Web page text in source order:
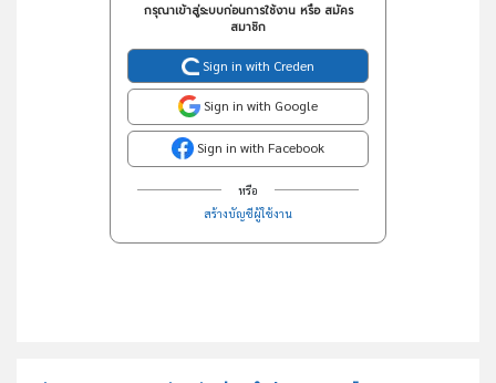
กรุณาเข้าสู่ระบบก่อนการใช้งาน หรือ สมัคร
สมาชิก
Sign in with Creden
Sign in with Google
Sign in with Facebook
หรือ
สร้างบัญชีผู้ใช้งาน